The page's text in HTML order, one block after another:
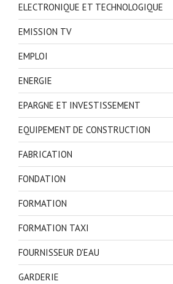
ELECTRONIQUE ET TECHNOLOGIQUE
EMISSION TV
EMPLOI
ENERGIE
EPARGNE ET INVESTISSEMENT
EQUIPEMENT DE CONSTRUCTION
FABRICATION
FONDATION
FORMATION
FORMATION TAXI
FOURNISSEUR D'EAU
GARDERIE